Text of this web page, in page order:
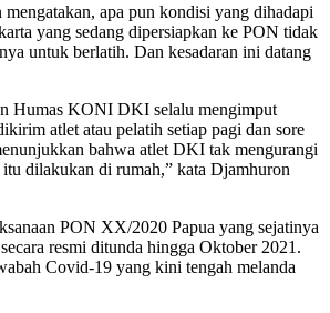
apa pun kondisi yang dihadapi
yang sedang dipersiapkan ke PON tidak
untuk berlatih. Dan kesadaran ini datang
Humas KONI DKI selalu mengimput
atlet atau pelatih setiap pagi dan sore
bahwa atlet DKI tak mengurangi
dilakukan di rumah,” kata Djamhuron
PON XX/2020 Papua yang sejatinya
resmi ditunda hingga Oktober 2021.
Covid-19 yang kini tengah melanda